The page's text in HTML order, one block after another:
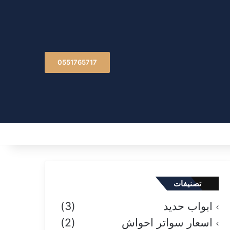
0551765717
تصنيفات
ابواب حديد
(3)
اسعار سواتر احواش
(2)